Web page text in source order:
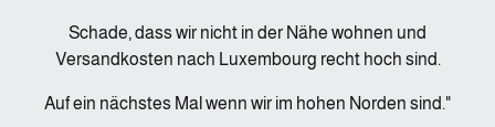
Schade, dass wir nicht in der Nähe wohnen und
Versandkosten nach Luxembourg recht hoch sind.
Auf ein nächstes Mal wenn wir im hohen Norden sind."